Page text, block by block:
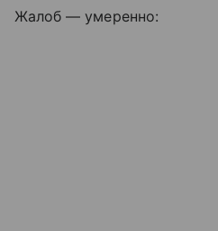
Жалоб — умеренно: